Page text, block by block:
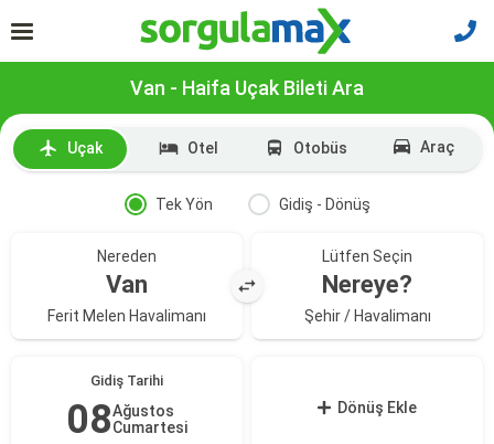
Van - Haifa Uçak Bileti Ara
Uçak Otel Otobüs Araç
Tek Yön Gidiş - Dönüş
Nereden
Van
Ferit Melen Havalimanı
Lütfen Seçin
Nereye?
Şehir / Havalimanı
Gidiş Tarihi
08Ağustos
Cumartesi
Dönüş Ekle